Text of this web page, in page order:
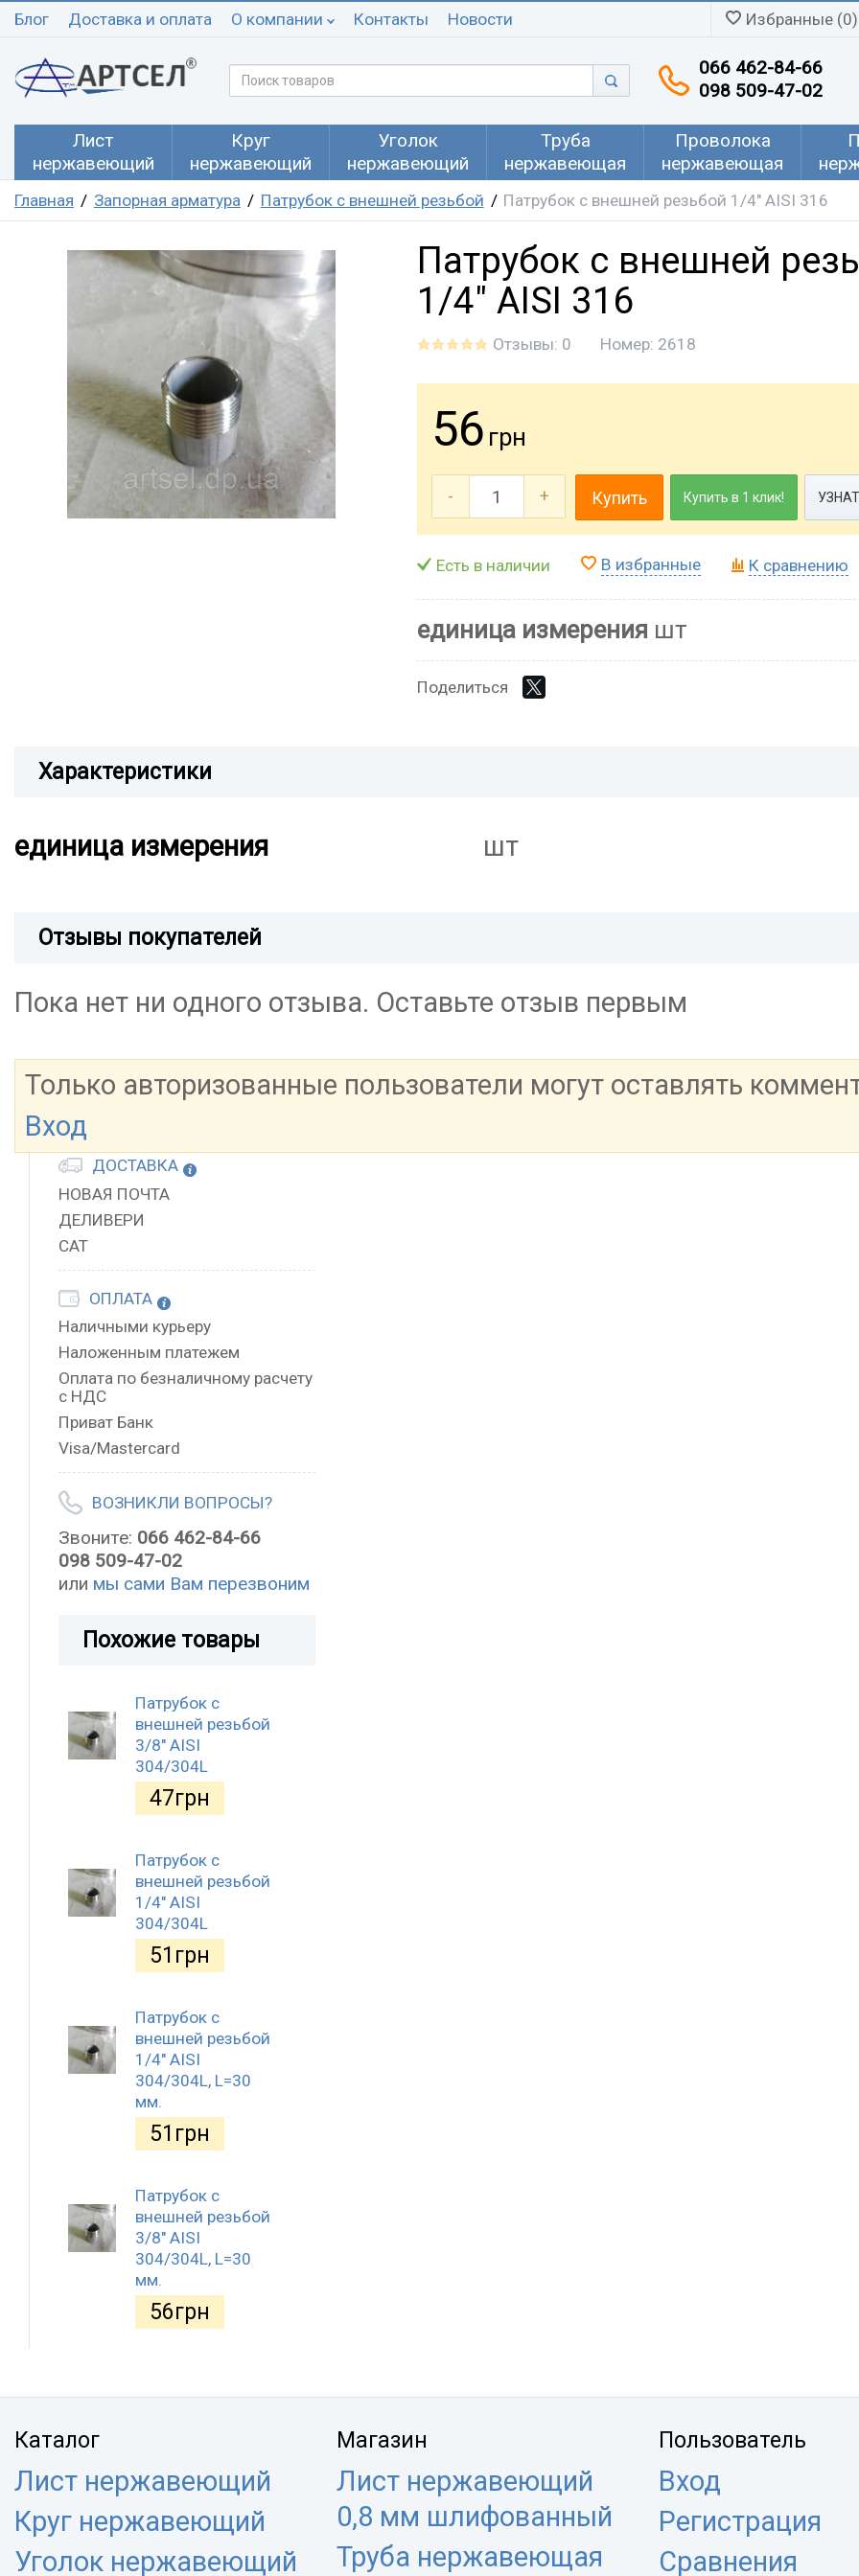
Блог Доставка и оплата О компании Контакты Новости Избранные (0)
066 462-84-66
098 509-47-02
Лист
нержавеющий
Круг
нержавеющий
Уголок
нержавеющий
Труба
нержавеющая
Проволока
нержавеющая
Главная Запорная арматура Патрубок с внешней резьбой Патрубок с внешней резьбой 1/4" AISI 316
Патрубок с внешней
1/4" AISI 316
Отзывы: 0 Номер: 2618
56 грн
- + Купить Купить в 1 клик!
Есть в наличии В избранные К сравнению
единица измерения шт
Поделиться
Характеристики
единица измерения шт
Отзывы покупателей
Пока нет ни одного отзыва. Оставьте отзыв первым
Только авторизованные пользователи могут оставлять
Вход
ДОСТАВКА
НОВАЯ ПОЧТА
ДЕЛИВЕРИ
САТ
ОПЛАТА
Наличными курьеру
Наложенным платежем
Оплата по безналичному расчету
с НДС
Приват Банк
Visa/Mastercard
ВОЗНИКЛИ ВОПРОСЫ?
Звоните: 066 462-84-66
098 509-47-02
или мы сами Вам перезвоним
Похожие товары
Патрубок с
внешней резьбой
3/8" AISI
304/304L
47грн
Патрубок с
внешней резьбой
1/4" AISI
304/304L
51 грн
Патрубок с
внешней резьбой
1/4" AISI
304/304L, L=30
мм.
51 грн
Патрубок с
внешней резьбой
3/8" AISI
304/304L, L=30
мм.
56грн
Каталог
Лист нержавеющий
Круг нержавеющий
Уголок нержавеющий
Магазин
Лист нержавеющий
0,8 мм шлифованный
Труба нержавеющая
Пользователь
Вход
Регистрация
Сравнения